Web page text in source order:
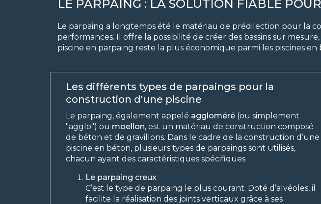
LE PARPAING : LA SOLUTION FIABLE
Le parpaing a longtemps été le matériau de prédilection pour la
performances. Il offre la possibilité de créer des bassins sur
piscine en parpaing reste la plus économique parmi les piscines en
Les différents types de parpaings pour la
construction d'une piscine
Le parpaing, également appelé aggloméré (ou simplement
"agglo") ou moellon, est un matériau de construction composé
de béton et de gravillons. Dans le cadre de la construction d’une
piscine en béton, plusieurs types de parpaings sont utilisés,
chacun ayant des caractéristiques spécifiques :
Le parpaing creux
C’est le type de parpaing le plus courant. Doté d’alvéoles, il
facilite la réalisation des joints verticaux grâce à ses